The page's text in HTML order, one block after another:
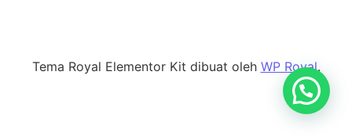
Tema Royal Elementor Kit dibuat oleh WP Royal.